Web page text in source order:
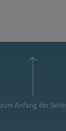
zum Anfang der Seite